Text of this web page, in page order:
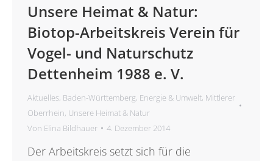
Unsere Heimat & Natur:
Biotop-Arbeitskreis Verein für
Vogel- und Naturschutz
Dettenheim 1988 e. V.
Aktuelles, Baden-Württemberg, Energie & Umwelt, Mittlerer
Oberrhein, Unsere Heimat & Natur
Von Elina Bildhauer 4. Dezember 2014
Der Arbeitskreis setzt sich für die